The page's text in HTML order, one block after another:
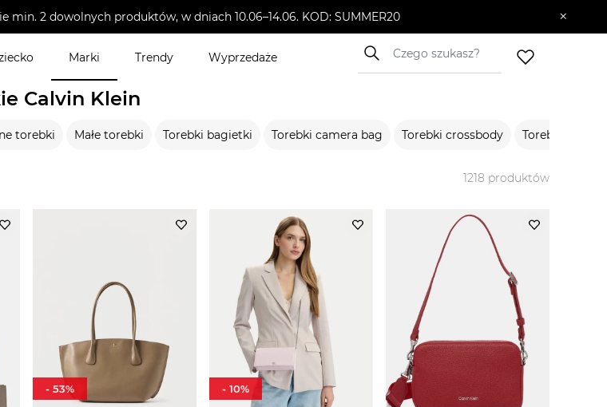
min. 2 dowolnych produktów, w dniach 10.06–14.06. KOD: SUMMER20 ×
Marki Trendy Wyprzedaże
Calvin Klein
torebki Małe torebki Torebki bagietki Torebki camera bag Torebki crossbody Torebki hobo
1218 produktów
- 53% - 10%